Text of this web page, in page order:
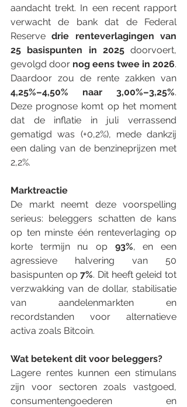
aandacht trekt. In een recent rapport
verwacht de bank dat de Federal
Reserve drie renteverlagingen van
25 basispunten in 2025 doorvoert,
gevolgd door nog eens twee in 2026.
4,25%–4,50% naar 3,00%–3,25%.
Deze prognose komt op het moment
dat de inflatie in juli verrassend
gematigd was (+0,2%), mede dankzij
een daling van de benzineprijzen met
2,2%.
Marktreactie
De markt neemt deze voorspelling
serieus: beleggers schatten de kans
op ten minste één renteverlaging op
korte termijn nu op 93%, en een
agressieve halvering van 50
basispunten op 7%. Dit heeft geleid tot
verzwakking van de dollar, stabilisatie
van aandelenmarkten en
recordstanden voor alternatieve
activa zoals Bitcoin.
Wat betekent dit voor beleggers?
Lagere rentes kunnen een stimulans
zijn voor sectoren zoals vastgoed,
consumentengoederen en